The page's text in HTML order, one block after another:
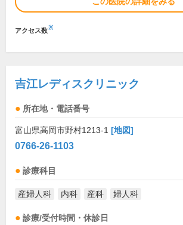
アクセス数※
吉江レディスクリニック
所在地・電話番号
富山県高岡市野村1213-1 [地図]
0766-26-1103
診療科目
産婦人科 内科 産科 婦人科
診療/受付時間・休診日